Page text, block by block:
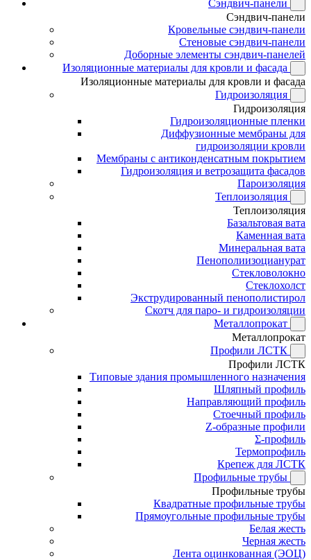
Сэндвич-панели
Сэндвич-панели
Кровельные сэндвич-панели
Стеновые сэндвич-панели
Доборные элементы сэндвич-панелей
Изоляционные материалы для кровли и фасада
Изоляционные материалы для кровли и фасада
Гидроизоляция
Гидроизоляция
Гидроизоляционные пленки
Диффузионные мембраны для
гидроизоляции кровли
Мембраны с антиконденсатным покрытием
Гидроизоляция и ветрозащита фасадов
Пароизоляция
Теплоизоляция
Теплоизоляция
Базальтовая вата
Каменная вата
Минеральная вата
Пенополиизоцианурат
Стекловолокно
Стеклохолст
Экструдированный пенополистирол
Скотч для паро- и гидроизоляции
Металлопрокат
Металлопрокат
Профили ЛСТК
Профили ЛСТК
Типовые здания промышленного назначения
Шляпный профиль
Направляющий профиль
Стоечный профиль
Z-образные профили
Σ-профиль
Термопрофиль
Крепеж для ЛСТК
Профильные трубы
Профильные трубы
Квадратные профильные трубы
Прямоугольные профильные трубы
Белая жесть
Черная жесть
Лента оцинкованная (ЭОЦ)